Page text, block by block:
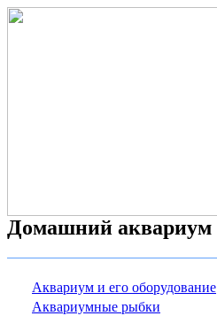
Домашний аквариум
Аквариум и его оборудование
Аквариумные рыбки